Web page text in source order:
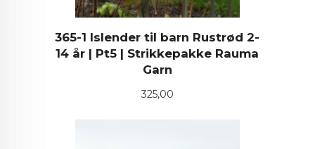
365-1 Islender til barn Rustrød 2-
14 år | Pt5 | Strikkepakke Rauma
Garn
Pris
325,00